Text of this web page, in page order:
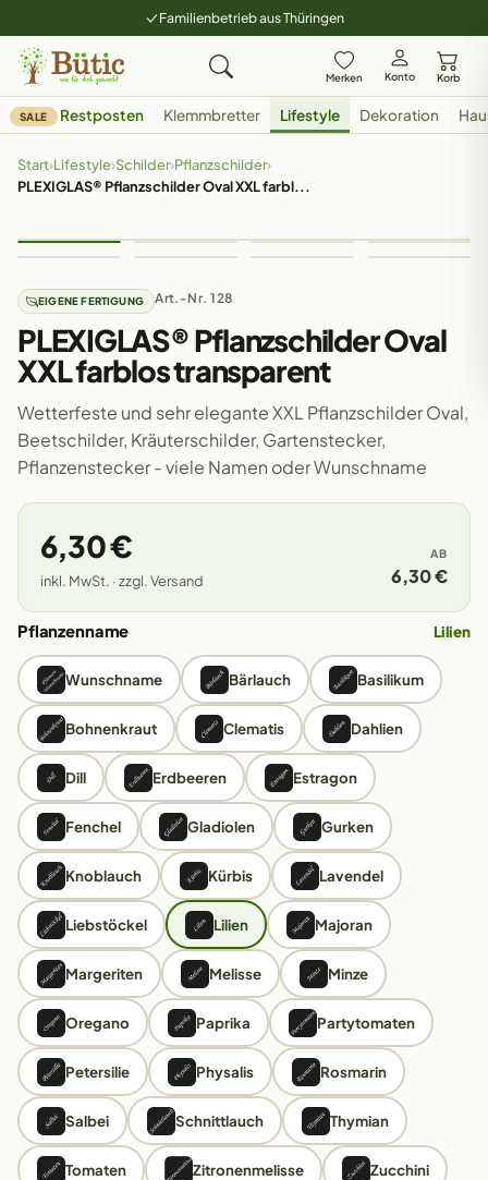
Familienbetrieb aus Thüringen
Merken Konto Korb
SALE Restposten Klemmbretter Lifestyle Dekoration
Start›Lifestyle›Schilder›Pflanzschilder›
PLEXIGLAS® Pflanzschilder Oval XXL farbl...
EIGENE FERTIGUNG Art.-Nr. 128
PLEXIGLAS® Pflanzschilder Oval
XXL farblos transparent
Wetterfeste und sehr elegante XXL Pflanzschilder Oval,
Beetschilder, Kräuterschilder, Gartenstecker,
Pflanzenstecker - viele Namen oder Wunschname
6,30 €
inkl. MwSt. · zzgl. Versand
AB
6,30 €
Pflanzenname Lilien
Wunschname Bärlauch Basilikum
Bohnenkraut Clematis Dahlien
Dill Erdbeeren Estragon
Fenchel Gladiolen Gurken
Knoblauch Kürbis Lavendel
Liebstöckel Lilien Majoran
Margeriten Melisse Minze
Oregano Paprika Partytomaten
Petersilie Physalis Rosmarin
Salbei Schnittlauch Thymian
Tomaten Zitronenmelisse Zucchini